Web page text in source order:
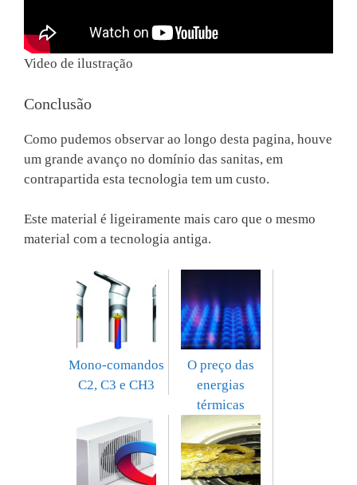
Video de ilustração
Conclusão
Como pudemos observar ao longo desta pagina, houve
um grande avanço no domínio das sanitas, em
contrapartida esta tecnologia tem um custo.
Este material é ligeiramente mais caro que o mesmo
material com a tecnologia antiga.
Mono-comandos
C2, C3 e CH3
O preço das
energias
térmicas